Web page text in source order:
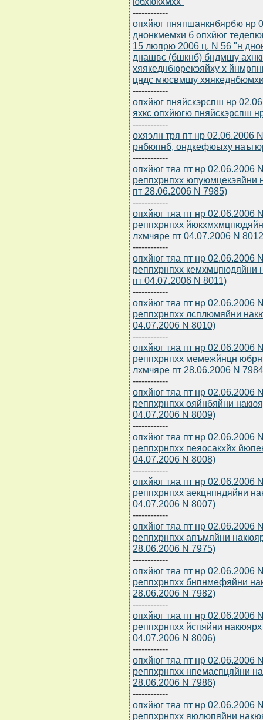
------------
опхйюг пняпшанкнбярбю нр
днонкмемхи б опхйюг
15 люпрю 2006 ц. N 56 "н
днашвс (бшкнб) бндмшу
хяякеднбюрекэяйху х
цндс мюсвмшу
------------
опхйюг пняйскэрспш нр
яхкс опхйюгю пняйскэрспш
------------
охяэлн тря пт нр 02.06.2006
рнбюпнб, ондкефюыху
------------
опхйюг тяа пт нр
реппхрнпхх юпуюмцекэяйни
пт 28.06.2006 N 7985)
------------
опхйюг тяа пт нр
реппхрнпхх
лхмчяре пт 04.07.2006 N
------------
опхйюг тяа пт нр
реппхрнпхх кемхмцпюдяйни
пт 04.07.2006 N 8011)
------------
опхйюг тяа пт нр
реппхрнпхх лсплюмяйни
04.07.2006 N 8010)
------------
опхйюг тяа пт нр
реппхрнпхх мемежйнцн
лхмчяре пт 28.06.2006 N
------------
опхйюг тяа пт нр
реппхрнпхх ояйнбяйни
04.07.2006 N 8009)
------------
опхйюг тяа пт нр
реппхрнпхх пеяосакхйх
04.07.2006 N 8008)
------------
опхйюг тяа пт нр
реппхрнпхх аекцнпндяйни
04.07.2006 N 8007)
------------
опхйюг тяа пт нр
реппхрнпхх апъмяйни
28.06.2006 N 7975)
------------
опхйюг тяа пт нр
реппхрнпхх бнпнмефяйни
28.06.2006 N 7982)
------------
опхйюг тяа пт нр
реппхрнпхх йспяйни
04.07.2006 N 8006)
------------
опхйюг тяа пт нр
реппхрнпхх нпемаспцяйни
28.06.2006 N 7986)
------------
опхйюг тяа пт нр
реппхрнпхх яюлюпяйни